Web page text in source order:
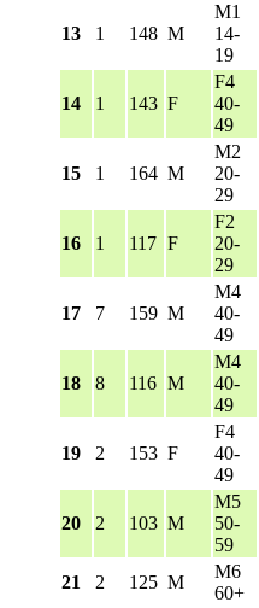
13 1 148 M
M1
14-
19
14 1 143 F
F4
40-
49
15 1 164 M
M2
20-
29
16 1 117 F
F2
20-
29
17 7 159 M
M4
40-
49
18 8 116 M
M4
40-
49
19 2 153 F
F4
40-
49
20 2 103 M
M5
50-
59
21 2 125 M
M6
60+